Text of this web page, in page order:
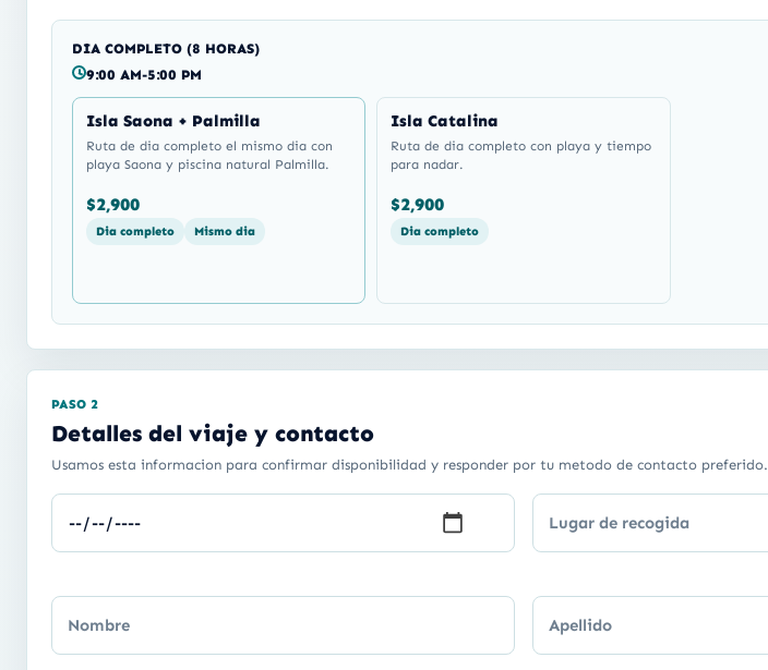
DIA COMPLETO (8 HORAS)
9:00 AM-5:00 PM
Isla Saona + Palmilla
Ruta de dia completo el mismo dia con
playa Saona y piscina natural Palmilla.
$2,900
Dia completo Mismo dia
Isla Catalina
Ruta de dia completo con playa y tiempo
para nadar.
$2,900
Dia completo
PASO 2
Detalles del viaje y contacto
Usamos esta informacion para confirmar disponibilidad y responder por tu metodo de contacto preferido.